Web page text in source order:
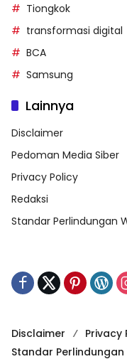
Tiongkok
transformasi digital
BCA
Samsung
Lainnya
Disclaimer
Pedoman Media Siber
Privacy Policy
Redaksi
Standar Perlindungan
Disclaimer Privacy
Standar